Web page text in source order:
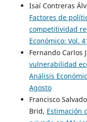
Isaí Contreras
Factores de
competitividad
Económico: Vol.
Fernando Carlos
vulnerabilidad
Análisis
Agosto
Francisco
Brid, Estimación